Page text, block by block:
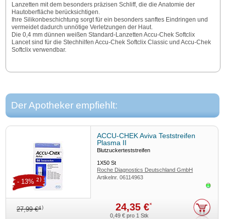
Lanzetten mit dem besonders präzisen Schliff, die die Anatomie der
Hautoberfläche berücksichtigen.
Ihre Silikonbeschichtung sorgt für ein besonders sanftes Eindringen und
vermeidet dadurch unnötige Verletzungen der Haut.
Die 0,4 mm dünnen weißen Standard-Lanzetten Accu-Chek Softclix
Lancet sind für die Stechhilfen Accu-Chek Softclix Classic und Accu-Chek
Softclix verwendbar.
Der Apotheker empfiehlt:
ACCU-CHEK Aviva Teststreifen
Plasma II
Blutzuckerteststreifen
1X50St
Roche Diagnostics Deutschland GmbH
Artikelnr.06114963
27,99 €4) 24,35 €*
- 13% 2)
0,49 € pro 1 Stk